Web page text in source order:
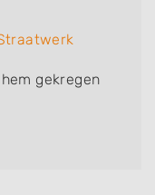
gekregen